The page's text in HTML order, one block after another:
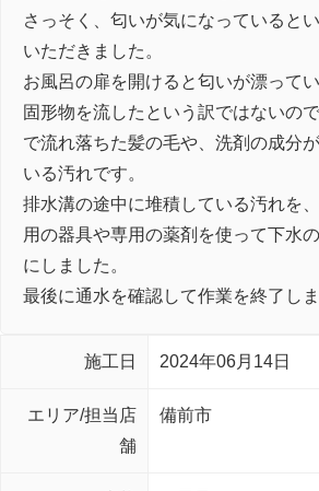
さっそく、匂いが気になっていると
いただきました。
お風呂の扉を開けると匂いが漂ってい
固形物を流したという訳ではないの
で流れ落ちた髪の毛や、洗剤の成分
いる汚れです。
排水溝の途中に堆積している汚れを
用の器具や専用の薬剤を使って下水
にしました。
最後に通水を確認して作業を終了しま
施工日 2024年06月14日
エリア/担当店
舗
備前市